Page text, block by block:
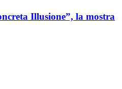
Illusione”, la mostra